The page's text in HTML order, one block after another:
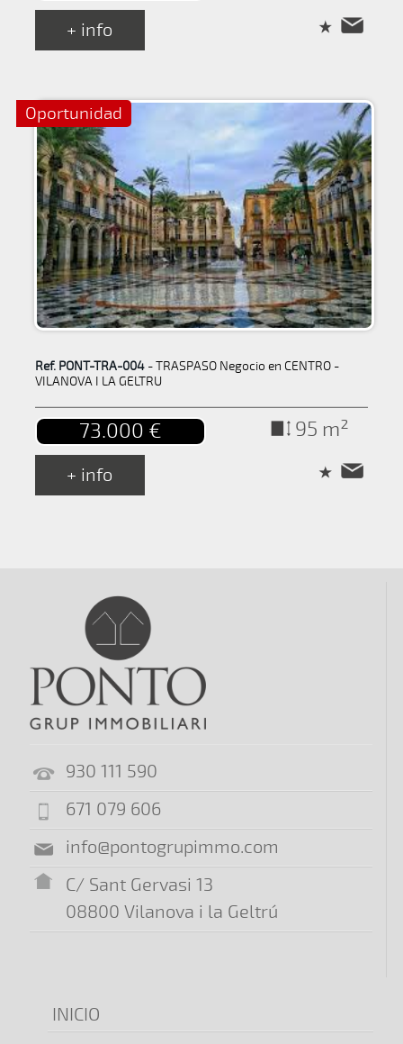
+ info
Oportunidad
Ref. PONT-TRA-004- TRASPASO Negocio en CENTRO -
VILANOVA I LA GELTRU
73.000 € 95 m²
+ info
930 111 590
671 079 606
info@pontogrupimmo.com
C/ Sant Gervasi 13
08800 Vilanova i la Geltrú
INICIO